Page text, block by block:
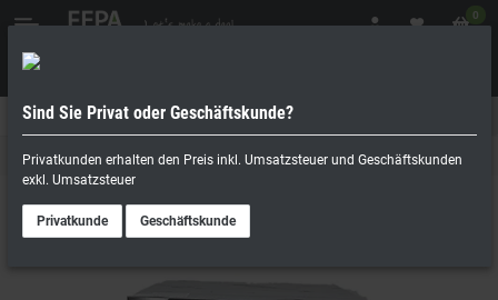
0
Geschäftskunde
Gastro Spülmaschinen
Sind Sie Privat oder Geschäftskunde?
Privatkunden erhalten den Preis inkl. Umsatzsteuer und Geschäftskunden
exkl. Umsatzsteuer
Privatkunde Geschäftskunde